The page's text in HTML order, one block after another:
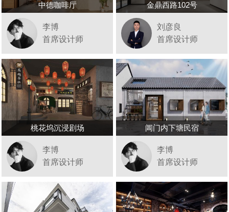
中德咖啡厅
李博
首席设计师
金鼎西路102号
刘彦良
首席设计师
桃花坞沉浸剧场
李博
首席设计师
阊门内下塘民宿
李博
首席设计师